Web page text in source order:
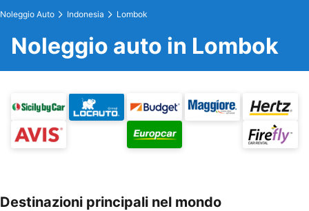
Noleggio Auto Indonesia Lombok
Noleggio auto in Lombok
Destinazioni principali nel mondo